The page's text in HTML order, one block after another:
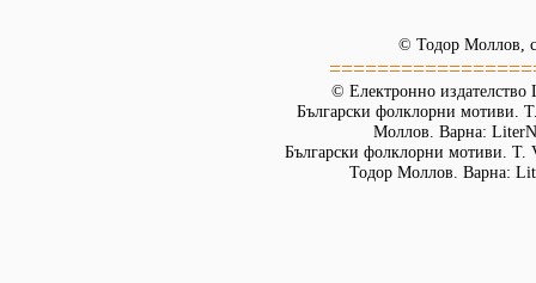
© Тодор Моллов,
© Електронно издателство
Български фолклорни мотиви.
Моллов. Варна:
Български фолклорни мотиви.
Тодор Моллов. Варна: